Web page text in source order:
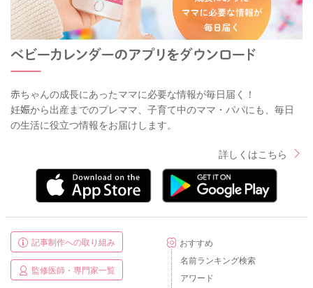
赤ちゃんの成長にあったママに必要な情報が毎日届く！
妊娠から出産までのプレママ、子育て中のママ・パパにも、毎日
の生活に役立つ情報をお届けします。
詳しくはこちら
記事制作への取り組み
監修医師・専門家一覧
おすすめ
名前ランキング検索
アワード